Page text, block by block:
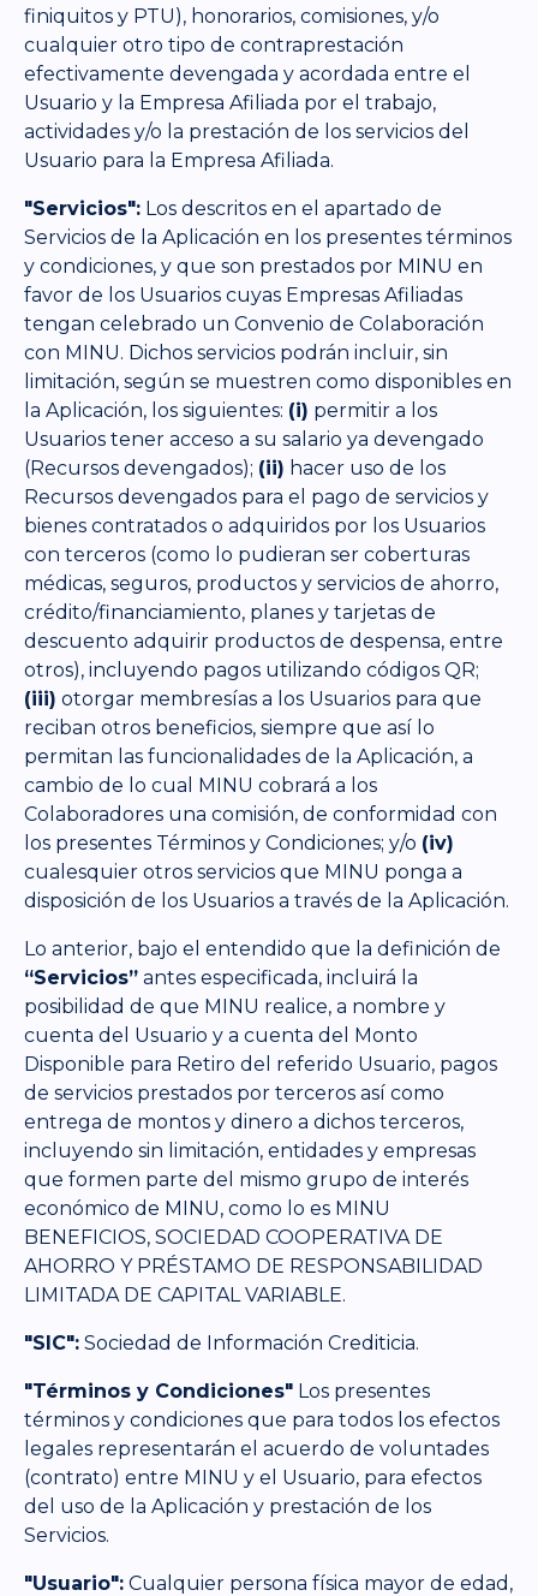
finiquitos y PTU), honorarios, comisiones, y/o
cualquier otro tipo de contraprestación
efectivamente devengada y acordada entre el
Usuario y la Empresa Afiliada por el trabajo,
actividades y/o la prestación de los servicios del
Usuario para la Empresa Afiliada.
"Servicios": Los descritos en el apartado de
Servicios de la Aplicación en los presentes términos
y condiciones, y que son prestados por MINU en
favor de los Usuarios cuyas Empresas Afiliadas
tengan celebrado un Convenio de Colaboración
con MINU. Dichos servicios podrán incluir, sin
limitación, según se muestren como disponibles en
la Aplicación, los siguientes: (i) permitir a los
Usuarios tener acceso a su salario ya devengado
(Recursos devengados); (ii) hacer uso de los
Recursos devengados para el pago de servicios y
bienes contratados o adquiridos por los Usuarios
con terceros (como lo pudieran ser coberturas
médicas, seguros, productos y servicios de ahorro,
crédito/financiamiento, planes y tarjetas de
descuento adquirir productos de despensa, entre
otros), incluyendo pagos utilizando códigos QR;
(iii) otorgar membresías a los Usuarios para que
reciban otros beneficios, siempre que así lo
permitan las funcionalidades de la Aplicación, a
cambio de lo cual MINU cobrará a los
Colaboradores una comisión, de conformidad con
los presentes Términos y Condiciones; y/o (iv)
cualesquier otros servicios que MINU ponga a
disposición de los Usuarios a través de la Aplicación.
Lo anterior, bajo el entendido que la definición de
“Servicios” antes especificada, incluirá la
posibilidad de que MINU realice, a nombre y
cuenta del Usuario y a cuenta del Monto
Disponible para Retiro del referido Usuario, pagos
de servicios prestados por terceros así como
entrega de montos y dinero a dichos terceros,
incluyendo sin limitación, entidades y empresas
que formen parte del mismo grupo de interés
económico de MINU, como lo es MINU
BENEFICIOS, SOCIEDAD COOPERATIVA DE
AHORRO Y PRÉSTAMO DE RESPONSABILIDAD
LIMITADA DE CAPITAL VARIABLE.
"SIC": Sociedad de Información Crediticia.
"Términos y Condiciones" Los presentes
términos y condiciones que para todos los efectos
legales representarán el acuerdo de voluntades
(contrato) entre MINU y el Usuario, para efectos
del uso de la Aplicación y prestación de los
Servicios.
"Usuario": Cualquier persona física mayor de edad,